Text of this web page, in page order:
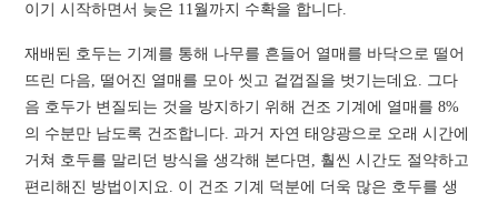
이기 시작하면서 늦은 11월까지 수확을 합니다.
재배된 호두는 기계를 통해 나무를 흔들어 열매를 바닥으로 떨어
뜨린 다음, 떨어진 열매를 모아 씻고 겉껍질을 벗기는데요. 그다
음 호두가 변질되는 것을 방지하기 위해 건조 기계에 열매를 8%
의 수분만 남도록 건조합니다. 과거 자연 태양광으로 오래 시간에
거쳐 호두를 말리던 방식을 생각해 본다면, 훨씬 시간도 절약하고
편리해진 방법이지요. 이 건조 기계 덕분에 더욱 많은 호두를 생